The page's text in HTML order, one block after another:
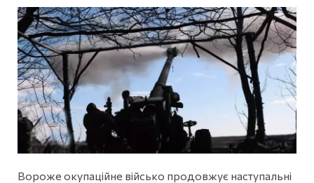
Вороже окупаційне військо продовжує наступальні